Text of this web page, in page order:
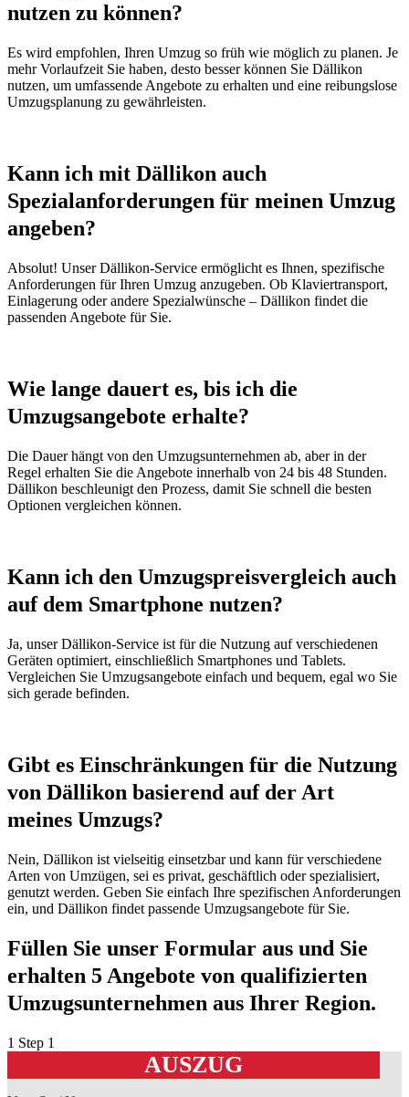
nutzen zu können?
Es wird empfohlen, Ihren Umzug so früh wie möglich zu planen. Je
mehr Vorlaufzeit Sie haben, desto besser können Sie Dällikon
nutzen, um umfassende Angebote zu erhalten und eine reibungslose
Umzugsplanung zu gewährleisten.
Kann ich mit Dällikon auch
Spezialanforderungen für meinen Umzug
angeben?
Absolut! Unser Dällikon-Service ermöglicht es Ihnen, spezifische
Anforderungen für Ihren Umzug anzugeben. Ob Klaviertransport,
Einlagerung oder andere Spezialwünsche – Dällikon findet die
passenden Angebote für Sie.
Wie lange dauert es, bis ich die
Umzugsangebote erhalte?
Die Dauer hängt von den Umzugsunternehmen ab, aber in der
Regel erhalten Sie die Angebote innerhalb von 24 bis 48 Stunden.
Dällikon beschleunigt den Prozess, damit Sie schnell die besten
Optionen vergleichen können.
Kann ich den Umzugspreisvergleich auch
auf dem Smartphone nutzen?
Ja, unser Dällikon-Service ist für die Nutzung auf verschiedenen
Geräten optimiert, einschließlich Smartphones und Tablets.
Vergleichen Sie Umzugsangebote einfach und bequem, egal wo Sie
sich gerade befinden.
Gibt es Einschränkungen für die Nutzung
von Dällikon basierend auf der Art
meines Umzugs?
Nein, Dällikon ist vielseitig einsetzbar und kann für verschiedene
Arten von Umzügen, sei es privat, geschäftlich oder spezialisiert,
genutzt werden. Geben Sie einfach Ihre spezifischen Anforderungen
ein, und Dällikon findet passende Umzugsangebote für Sie.
Füllen Sie unser Formular aus und Sie
erhalten 5 Angebote von qualifizierten
Umzugsunternehmen aus Ihrer Region.
1 Step 1
AUSZUG